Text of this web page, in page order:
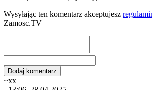
Wysyłając ten komentarz akceptujesz
Zamosc.TV
~xx